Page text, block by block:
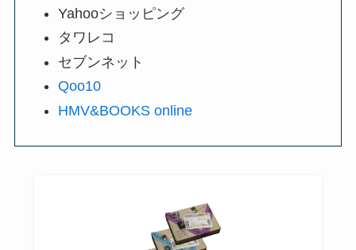
Yahooショッピング
タワレコ
セブンネット
Qoo10
HMV&BOOKS online